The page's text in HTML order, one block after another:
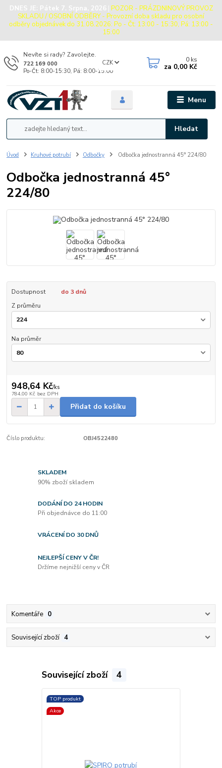
DNES JE: Pátek 7. Srpna, 2026 | POZOR - PRÁZDNINOVÝ PROVOZ
SKLADU / OSOBNÍ ODBĚRY - Provozní doba skladu pro osobní
odběry objednávek do 31.08.2026: Po - Čt: 13:00 - 15:30, Pá: 13:00 -
15:00
Menu
CZK
Hledat
Nevíte si rady? Zavolejte.
722 169 000
Po-Čt: 8:00-15:30, Pá: 8:00-15:00
0 ks
za 0,00 Kč
Úvod Kruhové potrubí Odbočky Odbočka jednostranná 45° 224/80
Odbočka jednostranná 45°
224/80
Dostupnost
do 3 dnů
Z průměru
Na průměr
948,64 Kč/ks
784,00 Kč bez DPH
Přidat do košíku
Číslo produktu: OBJ4522480
SKLADEM
90% zboží skladem
DODÁNÍ DO 24 HODIN
Při objednávce do 11:00
VRÁCENÍ DO 30 DNŮ
NEJLEPŠÍ CENY V ČR!
Držíme nejnižší ceny v ČR
Komentáře 0
Související zboží 4
Související zboží 4
TOP produkt
Akce